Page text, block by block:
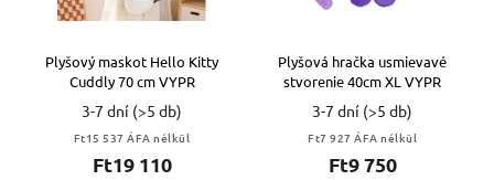
Plyšový maskot Hello Kitty
Cuddly 70 cm VYPR
3-7 dní (>5 db)
Ft15 537 ÁFA nélkül
Ft19 110
Plyšová hračka usmievavé
stvorenie 40cm XL VYPR
3-7 dní (>5 db)
Ft7 927 ÁFA nélkül
Ft9 750